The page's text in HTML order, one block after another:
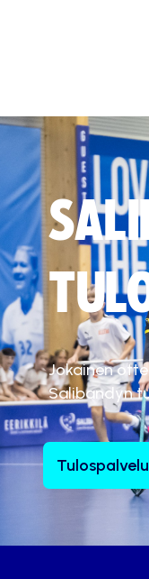
Jokainen
Salibandyn